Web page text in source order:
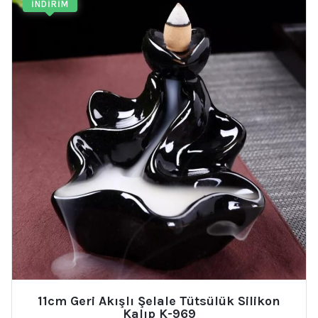
İNDIRIM
11cm Geri Akışlı Şelale Tütsülük Silikon
Kalıp K-969